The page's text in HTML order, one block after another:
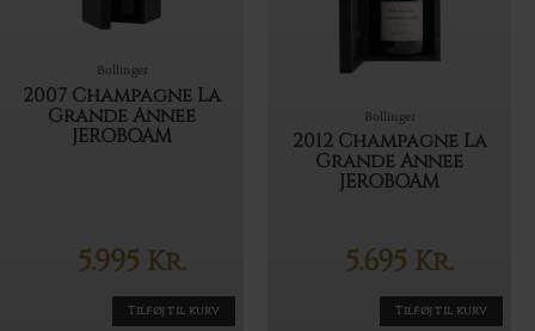
Bollinger
2007 Champagne La
Grande Annee
JEROBOAM
5.995 Kr.
Tilføj til kurv
Bollinger
2012 Champagne La
Grande Annee
JEROBOAM
5.695 Kr.
Tilføj til kurv